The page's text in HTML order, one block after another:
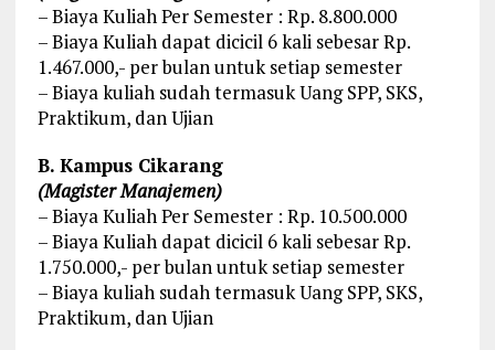
– Biaya Kuliah Per Semester : Rp. 8.800.000
– Biaya Kuliah dapat dicicil 6 kali sebesar Rp.
1.467.000,- per bulan untuk setiap semester
– Biaya kuliah sudah termasuk Uang SPP, SKS,
Praktikum, dan Ujian
B. Kampus Cikarang
(Magister Manajemen)
– Biaya Kuliah Per Semester : Rp. 10.500.000
– Biaya Kuliah dapat dicicil 6 kali sebesar Rp.
1.750.000,- per bulan untuk setiap semester
– Biaya kuliah sudah termasuk Uang SPP, SKS,
Praktikum, dan Ujian